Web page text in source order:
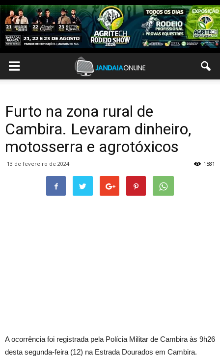
Furto na zona rural de
Cambira. Levaram dinheiro,
motosserra e agrotóxicos
13 de fevereiro de 2024 1581
A ocorrência foi registrada pela Polícia Militar de Cambira às 9h26
desta segunda-feira (12) na Estrada Dourados em Cambira.